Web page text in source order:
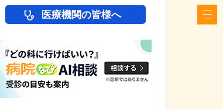
医療機関の皆様へ